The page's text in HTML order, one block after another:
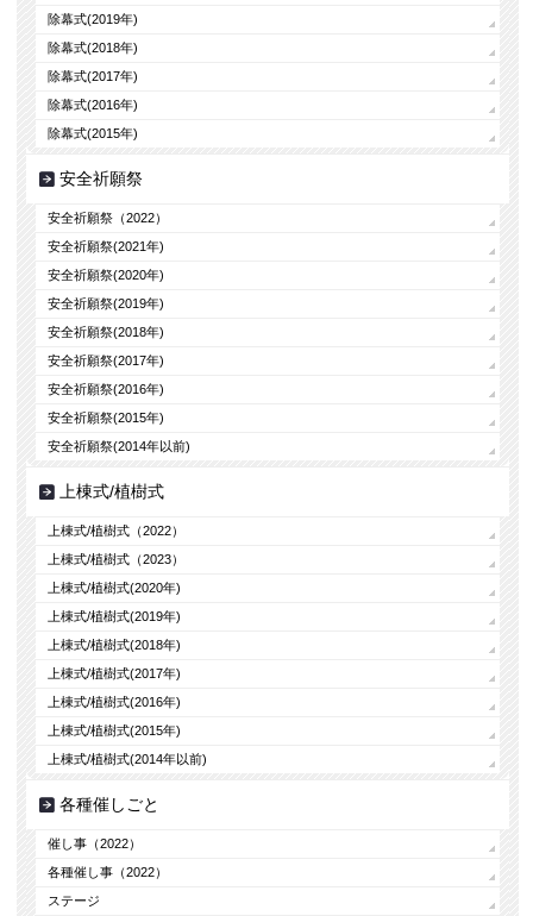
除幕式(2019年)
除幕式(2018年)
除幕式(2017年)
除幕式(2016年)
除幕式(2015年)
安全祈願祭
安全祈願祭（2022）
安全祈願祭(2021年)
安全祈願祭(2020年)
安全祈願祭(2019年)
安全祈願祭(2018年)
安全祈願祭(2017年)
安全祈願祭(2016年)
安全祈願祭(2015年)
安全祈願祭(2014年以前)
上棟式/植樹式
上棟式/植樹式（2022）
上棟式/植樹式（2023）
上棟式/植樹式(2020年)
上棟式/植樹式(2019年)
上棟式/植樹式(2018年)
上棟式/植樹式(2017年)
上棟式/植樹式(2016年)
上棟式/植樹式(2015年)
上棟式/植樹式(2014年以前)
各種催しごと
催し事（2022）
各種催し事（2022）
ステージ